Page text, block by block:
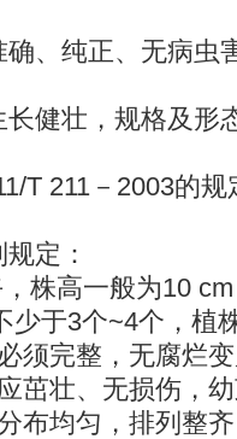
、纯正、无病虫
健壮，规格及形
T 211－2003的规
定：
株高一般为10
少于3个~4个，植
须完整，无腐烂
茁壮、无损伤，
布均匀，排列整